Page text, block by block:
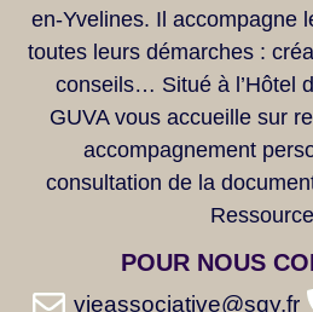
en-Yvelines. Il accompagne
toutes leurs démarches :
conseils… Situé à l’Hôtel
GUVA vous accueille sur
accompagnement
consultation de la
POUR NOUS
vieassociative@sqy.fr